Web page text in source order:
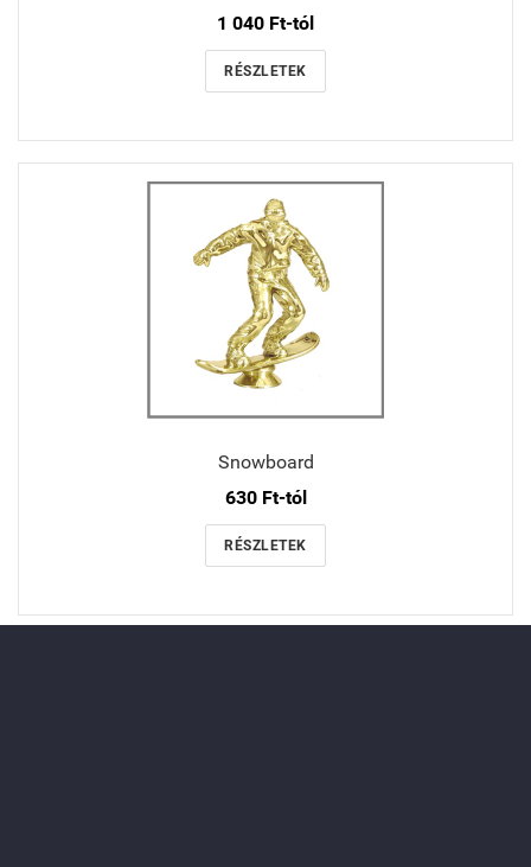
1 040 Ft-tól
RÉSZLETEK
Snowboard
630 Ft-tól
RÉSZLETEK